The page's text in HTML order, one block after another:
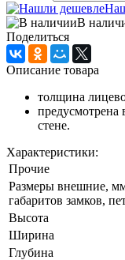
В
Поделиться
Описание товара
толщина
предусмотрена
стене.
Характеристики:
Прочие
Размеры внешние,
габаритов замков,
Высота
Ширина
Глубина